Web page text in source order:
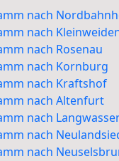
nach
nach
nach Rosenau
nach Kornburg
nach Kraftshof
nach Altenfurt
nach
nach
nach